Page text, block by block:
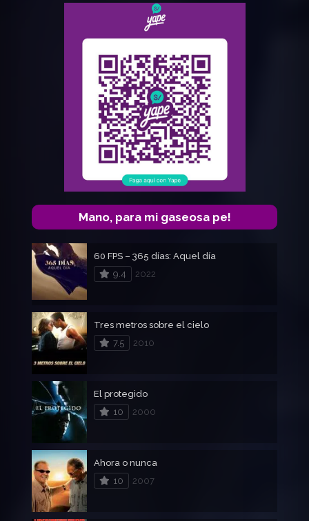
Mano, para mi gaseosa pe!
60 FPS – 365 días: Aquel día
9.4
2022
Tres metros sobre el cielo
7.5
2010
El protegido
10
2000
Ahora o nunca
10
2007